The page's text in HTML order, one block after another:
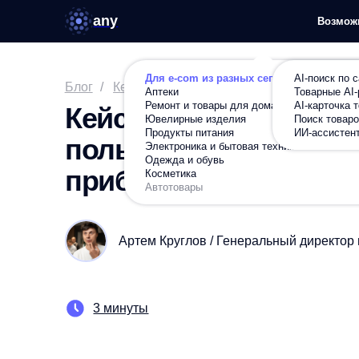
any Возможности
Для e-com из разных сегментов
Аптеки
Ремонт и товары для дома
Ювелирные изделия
Продукты питания
Электроника и бытовая техника
Одежда и обувь
Косметика
Автотовары
AI-поиск по сайту
Товарные AI-
AI-карточка товара
Поиск товаров по
ИИ-ассистент в
Кейс AnyQuery и
пользовательский путь
прибыль
/ /
Alcohol
Кейс AnyQuery и Amwine:
и увеличить прибыль